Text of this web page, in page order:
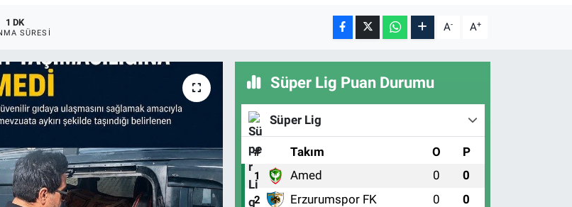
1 DK
SÜRESI A- A+
Süper Lig Puan Durumu
Süper Lig
# Takım O P
1 Amed 0 0
2 Erzurumspor FK 0 0